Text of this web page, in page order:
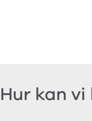
Hur kan